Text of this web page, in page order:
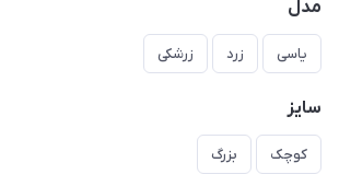
مدل
یاسی زرد زرشکی
سایز
کوچک بزرگ